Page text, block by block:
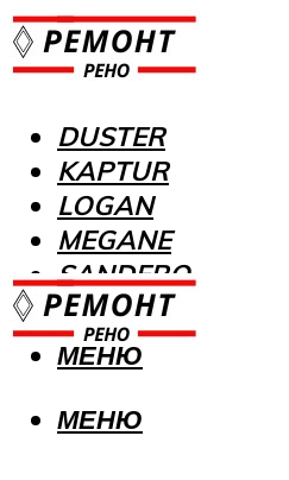
DUSTER
KAPTUR
LOGAN
MEGANE
SANDERO
МЕНЮ
МЕНЮ